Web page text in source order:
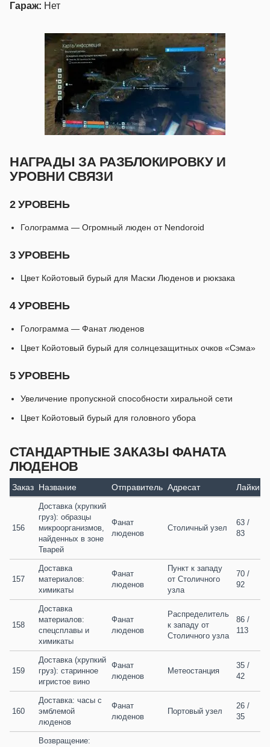
Гараж: Нет
НАГРАДЫ ЗА РАЗБЛОКИРОВКУ И
УРОВНИ СВЯЗИ
2 УРОВЕНЬ
Голограмма — Огромный люден от Nendoroid
3 УРОВЕНЬ
Цвет Койотовый бурый для Маски Люденов и рюкзака
4 УРОВЕНЬ
Голограмма — Фанат люденов
Цвет Койотовый бурый для солнцезащитных очков «Сэма»
5 УРОВЕНЬ
Увеличение пропускной способности хиральной сети
Цвет Койотовый бурый для головного убора
СТАНДАРТНЫЕ ЗАКАЗЫ ФАНАТА
ЛЮДЕНОВ
Заказ Название Отправитель Адресат Лайки
156
Доставка (хрупкий
груз): образцы
микроорганизмов,
найденных в зоне
Тварей
Фанат
люденов
Столичный узел
63 /
83
157
Доставка
материалов:
химикаты
Фанат
люденов
Пункт к западу
от Столичного
узла
70 /
92
158
Доставка
материалов:
спецсплавы и
химикаты
Фанат
люденов
Распределитель
к западу от
Столичного узла
86 /
113
159
Доставка (хрупкий
груз): старинное
игристое вино
Фанат
люденов
Метеостанция
35 /
42
160
Доставка: часы с
эмблемой
люденов
Фанат
люденов
Портовый узел
26 /
35
Возвращение: